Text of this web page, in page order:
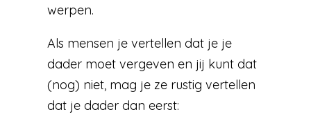
werpen.
Als mensen je vertellen dat je je
dader moet vergeven en jij kunt dat
(nog) niet, mag je ze rustig vertellen
dat je dader dan eerst: